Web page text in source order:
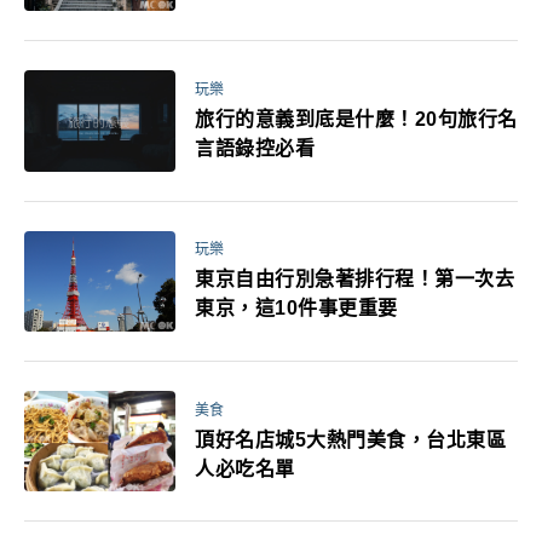
玩樂
旅行的意義到底是什麼！20句旅行名
言語錄控必看
玩樂
東京自由行別急著排行程！第一次去
東京，這10件事更重要
美食
頂好名店城5大熱門美食，台北東區
人必吃名單